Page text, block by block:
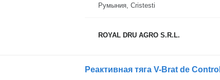
Румыния, Cristesti
ROYAL DRU AGRO S.R.L.